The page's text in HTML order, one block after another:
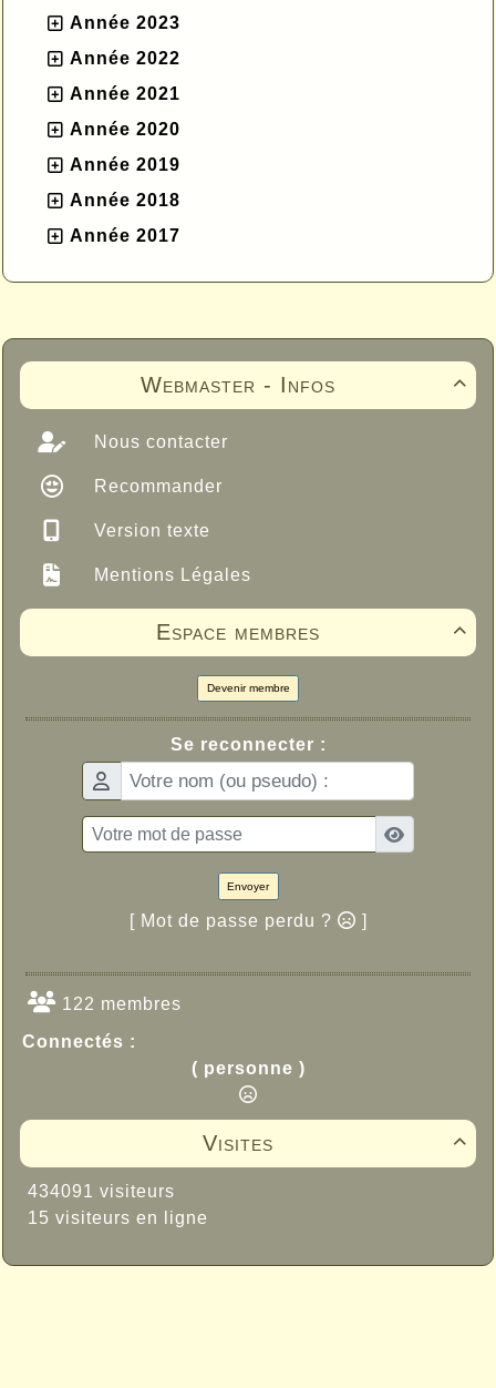
Année 2023
Année 2022
Année 2021
Année 2020
Année 2019
Année 2018
Année 2017

Webmaster - Infos
Nous contacter
Recommander
Version texte
Mentions Légales

Espace membres
Devenir membre
Se reconnecter :
Envoyer
[ Mot de passe perdu ? ]
122 membres
Connectés :
( personne )

Visites
434091 visiteurs
15 visiteurs en ligne